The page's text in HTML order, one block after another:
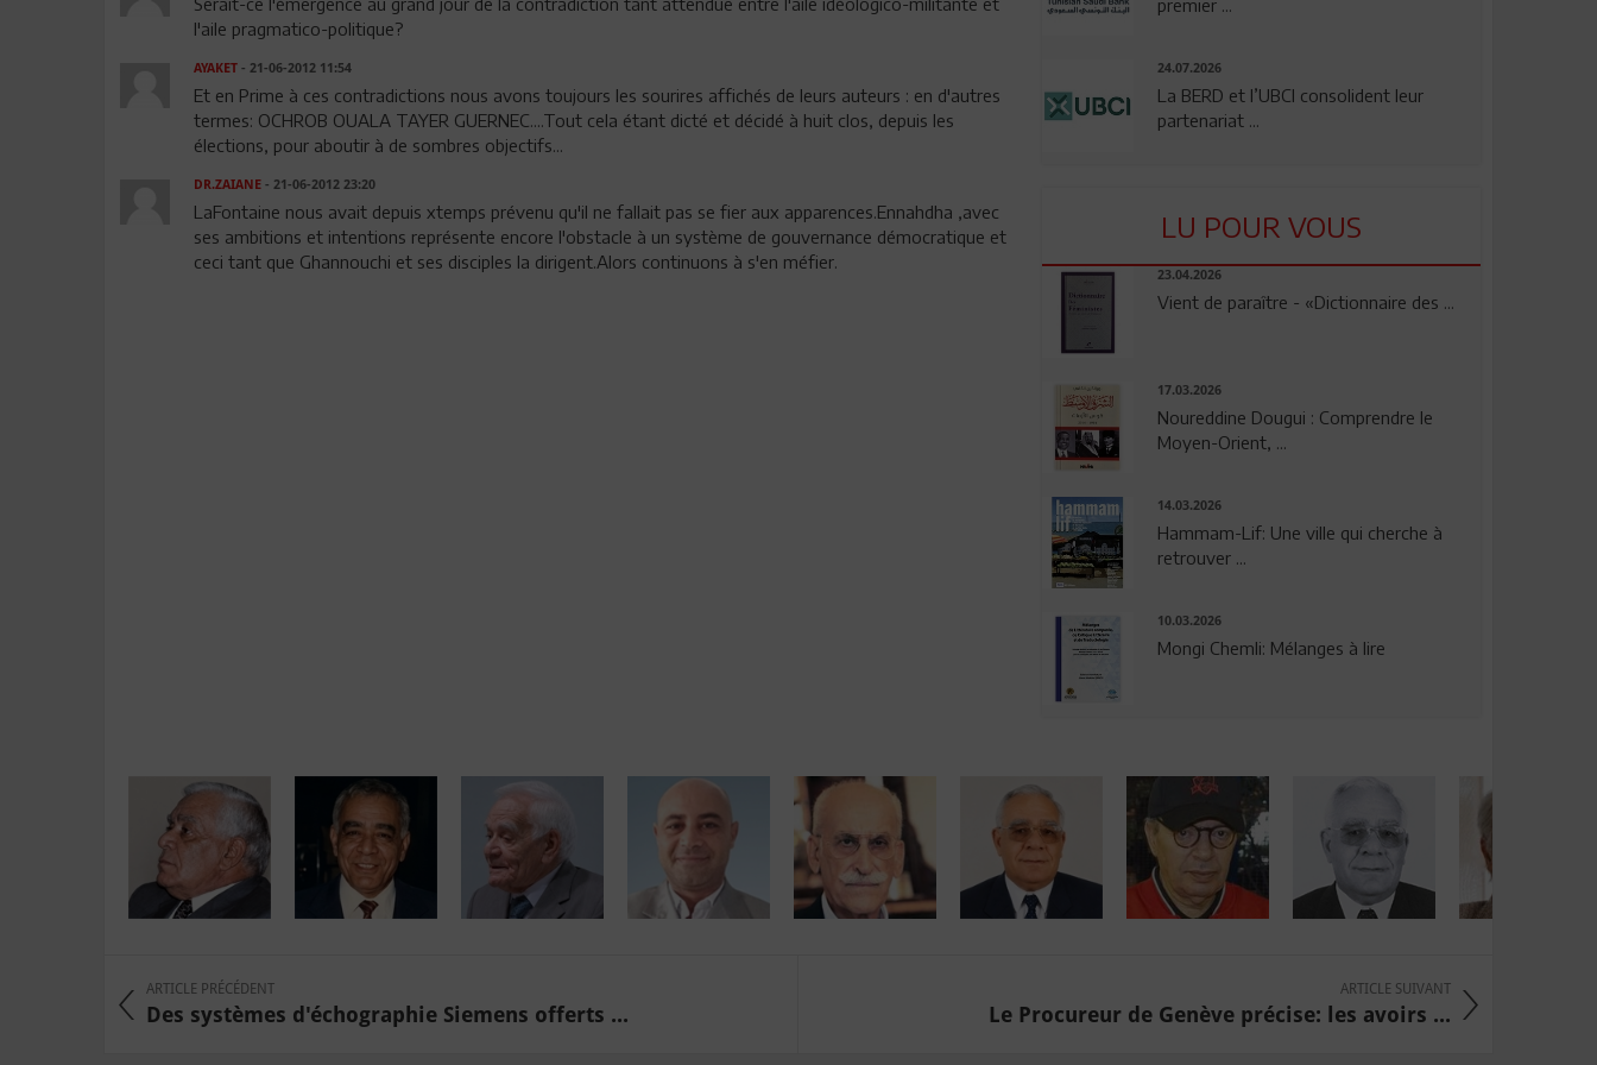
l'aile pragmatico-politique?
AYAKET- 21-06-2012 11:54
Et en Prime à ces contradictions nous avons toujours les sourires affichés de leurs auteurs : en d'autres
termes: OCHROB OUALA TAYER GUERNEC....Tout cela étant dicté et décidé à huit clos, depuis les
élections, pour aboutir à de sombres objectifs...
DR.ZAIANE- 21-06-2012 23:20
LaFontaine nous avait depuis xtemps prévenu qu'il ne fallait pas se fier aux apparences.Ennahdha ,avec
ses ambitions et intentions représente encore l'obstacle à un système de gouvernance démocratique et
ceci tant que Ghannouchi et ses disciples la dirigent.Alors continuons à s'en méfier.
premier ...
24.07.2026
La BERD et l’UBCI consolident leur
partenariat ...
LU POUR VOUS
23.04.2026
Vient de paraître - «Dictionnaire des ...
17.03.2026
Noureddine Dougui : Comprendre le
Moyen-Orient, ...
14.03.2026
Hammam-Lif: Une ville qui cherche à
retrouver ...
10.03.2026
Mongi Chemli: Mélanges à lire
ARTICLE PRÉCÉDENT
Des systèmes d'échographie Siemens offerts ...
ARTICLE SUIVANT
Le Procureur de Genève précise: les avoirs ...